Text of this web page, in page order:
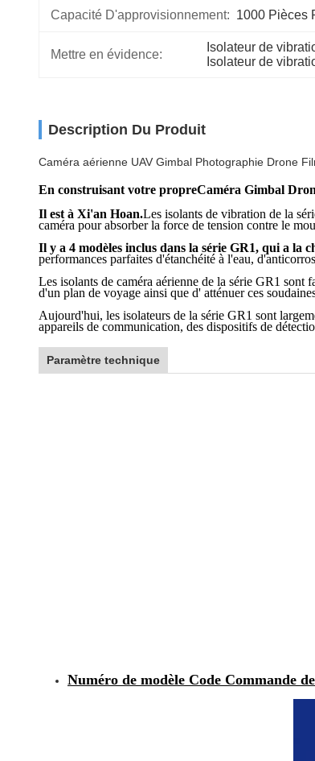
Capacité D'approvisionnement: 1000 Pièces
Mettre en évidence:
Isolateur de
Isolateur de
Description Du Produit
Caméra aérienne UAV Gimbal Photographie Drone
En construisant votre propreCaméra Gimbal
Il est à Xi'an Hoan.Les isolants de vibration de la
caméra pour absorber la force de tension contre le
Il y a 4 modèles inclus dans la série GR1, qui a la
performances parfaites d'étanchéité à l'eau,
Les isolants de caméra aérienne de la série GR1
d'un plan de voyage ainsi que d' atténuer ces
Aujourd'hui, les isolateurs de la série GR1 sont
appareils de communication, des dispositifs de
Paramètre technique
Numéro de modèle Code Commande de